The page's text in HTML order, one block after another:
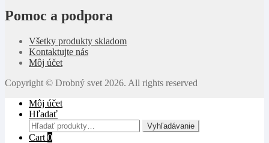
Pomoc a podpora
Všetky produkty skladom
Kontaktujte nás
Môj účet
Copyright © Drobný svet 2026. All rights reserved
Môj účet
Hľadať
Hľadať:
Vyhľadávanie
Cart 0